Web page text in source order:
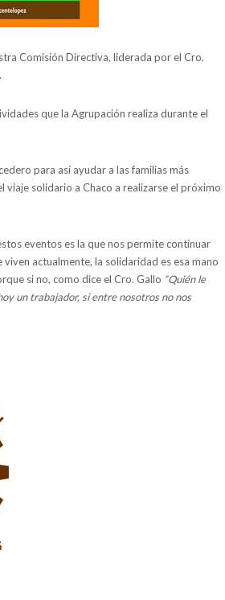
Comisión Directiva, liderada por el Cro.
que la Agrupación realiza durante el
para así ayudar a las familias más
viaje solidario a Chaco a realizarse el próximo
eventos es la que nos permite continuar
actualmente, la solidaridad es esa mano
si no, como dice el Cro. Gallo “Quién le
un trabajador, si entre nosotros no nos